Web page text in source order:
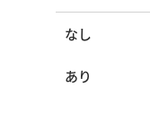
なし
あり